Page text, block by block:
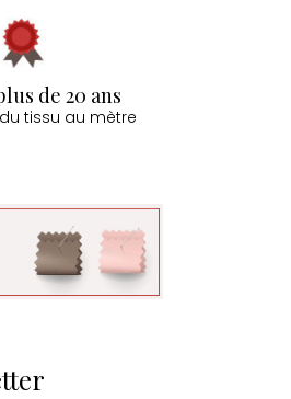
de 20 ans
tissu au mètre